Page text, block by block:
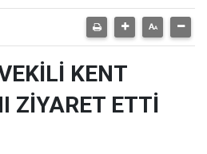
KENT
ZİYARET ETTİ